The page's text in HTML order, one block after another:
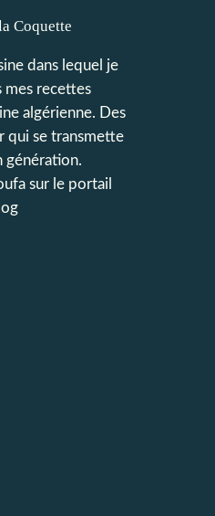
dans lequel je
mes recettes
algérienne. Des
qui se transmette
génération.
sur le portail